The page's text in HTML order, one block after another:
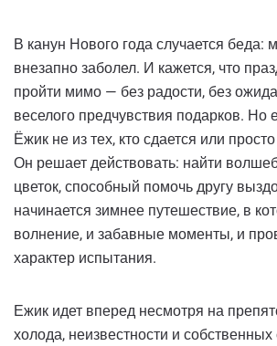
В канун Нового года случается беда:
внезапно заболел. И кажется, что
пройти мимо — без радости, без
веселого предчувствия подарков. Но
Ёжик не из тех, кто сдается или
Он решает действовать: найти
цветок, способный помочь другу
начинается зимнее путешествие, в
волнение, и забавные моменты, и
характер испытания.
Ежик идет вперед несмотря на
холода, неизвестности и